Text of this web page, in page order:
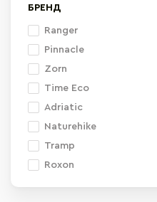
БРЕНД
Ranger
Pinnacle
Zorn
Time Eco
Adriatic
Naturehike
Tramp
Roxon